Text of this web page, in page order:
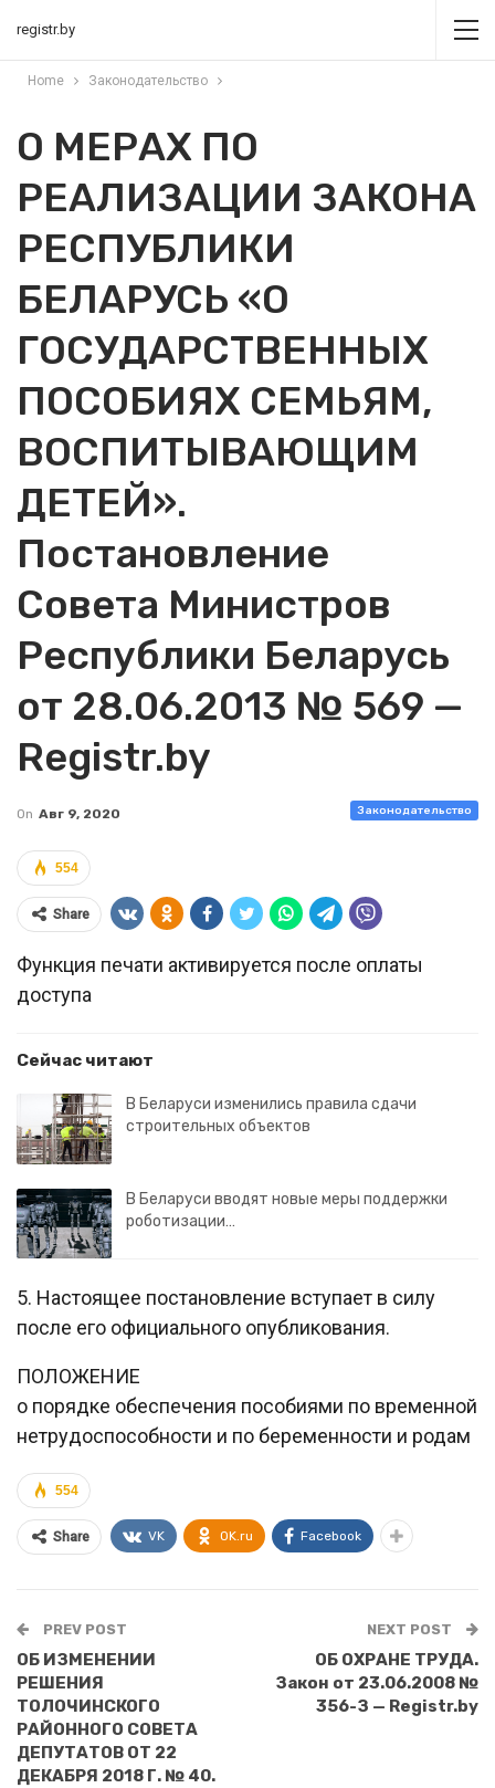
registr.by
Home Законодательство
О МЕРАХ ПО
РЕАЛИЗАЦИИ ЗАКОНА
РЕСПУБЛИКИ
БЕЛАРУСЬ «О
ГОСУДАРСТВЕННЫХ
ПОСОБИЯХ СЕМЬЯМ,
ВОСПИТЫВАЮЩИМ
ДЕТЕЙ».
Постановление
Совета Министров
Республики Беларусь
от 28.06.2013 № 569 —
Registr.by
Законодательство
On Авг 9, 2020
554
Share
Функция печати активируется после оплаты
доступа
Сейчас читают
В Беларуси изменились правила сдачи
строительных объектов
В Беларуси вводят новые меры поддержки
роботизации…
5. Настоящее постановление вступает в силу
после его официального опубликования.
ПОЛОЖЕНИЕ
о порядке обеспечения пособиями по временной
нетрудоспособности и по беременности и родам
554
Share VK OK.ru Facebook
PREV POST
ОБ ИЗМЕНЕНИИ
РЕШЕНИЯ
ТОЛОЧИНСКОГО
РАЙОННОГО СОВЕТА
ДЕПУТАТОВ ОТ 22
ДЕКАБРЯ 2018 Г. № 40.
NEXT POST
ОБ ОХРАНЕ ТРУДА.
Закон от 23.06.2008 №
356-З — Registr.by